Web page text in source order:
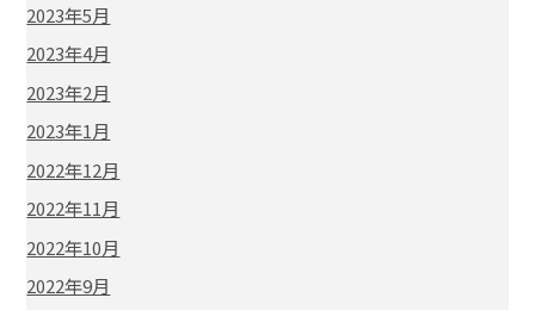
2023年5月
2023年4月
2023年2月
2023年1月
2022年12月
2022年11月
2022年10月
2022年9月